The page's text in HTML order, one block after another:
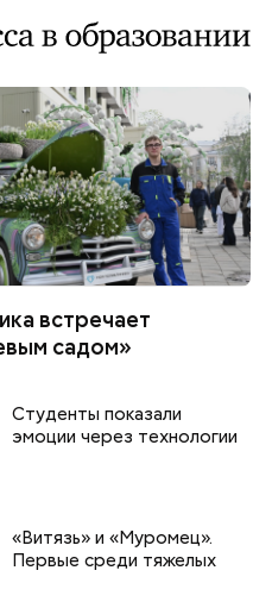
встречает
садом»
Студенты показали
эмоции через технологии
«Витязь» и «Муромец».
Первые среди тяжелых